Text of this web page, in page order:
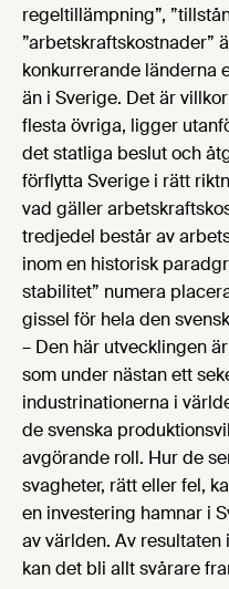
regeltillämpning”,
”arbetskraftskostnader”
konkurrerande länderna
än i Sverige. Det är
flesta övriga, ligger
det statliga beslut och
förflytta Sverige i rätt
vad gäller
tredjedel består av
inom en historisk
stabilitet” numera
gissel för hela den
– Den här utvecklingen
som under nästan ett
industrinationerna i
de svenska
avgörande roll. Hur de
svagheter, rätt eller fel,
en investering hamnar i
av världen. Av
kan det bli allt svårare